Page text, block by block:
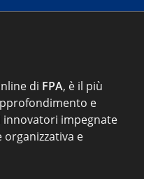
di FPA, è il più
e
impegnate
e